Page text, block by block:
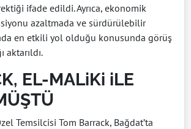
ifade edildi. Ayrıca, ekonomik
azaltmada ve sürdürülebilir
en etkili yol olduğu konusunda görüş
aktarıldı.
EL-MALiKi iLE
Temsilcisi Tom Barrack, Bağdat’ta